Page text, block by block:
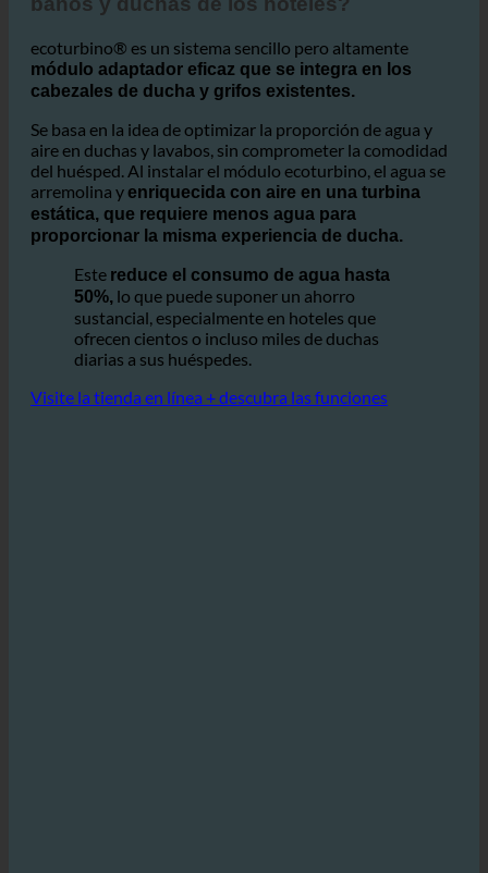
baños y duchas de los hoteles?
ecoturbino® es un sistema sencillo pero altamente
módulo adaptador eficaz que se integra en los
cabezales de ducha y grifos existentes.
Se basa en la idea de optimizar la proporción de agua y
aire en duchas y lavabos, sin comprometer la comodidad
del huésped. Al instalar el módulo ecoturbino, el agua se
arremolina yenriquecida con aire en una turbina
estática, que requiere menos agua para
proporcionar la misma experiencia de ducha.
Estereduce el consumo de agua hasta
50%,lo que puede suponer un ahorro
sustancial, especialmente en hoteles que
ofrecen cientos o incluso miles de duchas
diarias a sus huéspedes.